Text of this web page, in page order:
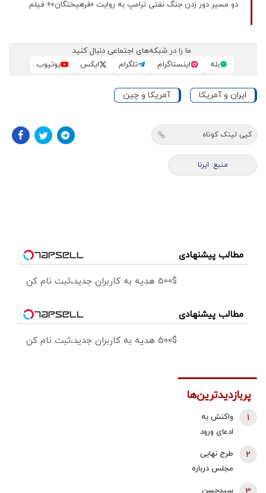
دو مسیر دور زدن جنگ نفتی ترامپ به روایت «فرهیختگان»+ فیلم
ما را در شبکه‌های اجتماعی دنبال کنید
بله
اینستاگرام تلگرام ایکس یوتیوب
ایران و آمریکا آمریکا و چین
کپی لینک کوتاه
منبع: ایرنا
مطالب پیشنهادی
500$ هدیه به کاربران جدید،ثبت نام کن
مطالب پیشنهادی
500$ هدیه به کاربران جدید،ثبت نام کن
پربازدیدترین‌ها
واکنش به
ادعای ورود
کشور ٣٠
دقیقه قبل از
1
طرح نهایی
مجلس درباره
2
سیدحسن